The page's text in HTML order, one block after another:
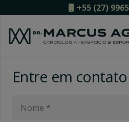
+55 (27)
Entre em